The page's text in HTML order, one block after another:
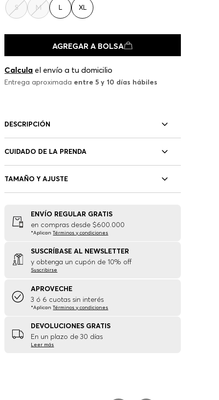
S M L XL
AGREGAR A BOLSA
Calcula el envío a tu domicilio
Entrega aproximada entre 5 y 10 días hábiles
DESCRIPCIÓN
CUIDADO DE LA PRENDA
TAMAÑO Y AJUSTE
ENVÍO REGULAR GRATIS
en compras desde $600.000
*AplicanTérminos y condiciones
SUSCRÍBASE AL NEWSLETTER
y obtenga un cupón de 10% off
Suscribirse
APROVECHE
3 ó 6 cuotas sin interés
*AplicanTérminos y condiciones
DEVOLUCIONES GRATIS
En un plazo de 30 días
Leer más